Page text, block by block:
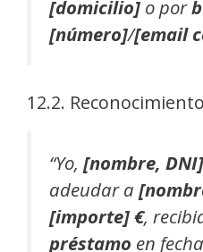
[domicilio] o por
[número]/[email
12.2.
“Yo, [nombre, DNI]
adeudar a
[importe] €,
préstamo en